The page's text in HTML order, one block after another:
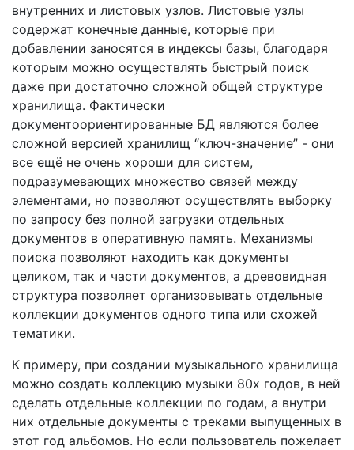
внутренних и листовых узлов. Листовые узлы
содержат конечные данные, которые при
добавлении заносятся в индексы базы, благодаря
которым можно осуществлять быстрый поиск
даже при достаточно сложной общей структуре
хранилища. Фактически
документоориентированные БД являются более
сложной версией хранилищ “ключ-значение” - они
все ещё не очень хороши для систем,
подразумевающих множество связей между
элементами, но позволяют осуществлять выборку
по запросу без полной загрузки отдельных
документов в оперативную память. Механизмы
поиска позволяют находить как документы
целиком, так и части документов, а древовидная
структура позволяет организовывать отдельные
коллекции документов одного типа или схожей
тематики.
К примеру, при создании музыкального хранилища
можно создать коллекцию музыки 80х годов, в ней
сделать отдельные коллекции по годам, а внутри
них отдельные документы с треками выпущенных в
этот год альбомов. Но если пользователь пожелает